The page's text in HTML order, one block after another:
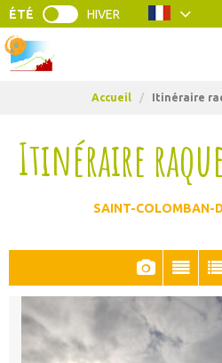
ÉTÉ HIVER
Accueil / Itinéraire
Itinéraire
SAINT-COLOMBAN-